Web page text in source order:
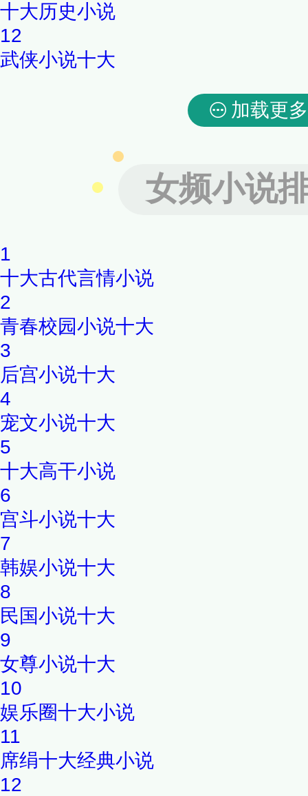
十大历史小说
12
武侠小说十大
加载更多
女频小说
1
十大古代言情小说
2
青春校园小说十大
3
后宫小说十大
4
宠文小说十大
5
十大高干小说
6
宫斗小说十大
7
韩娱小说十大
8
民国小说十大
9
女尊小说十大
10
娱乐圈十大小说
11
席绢十大经典小说
12